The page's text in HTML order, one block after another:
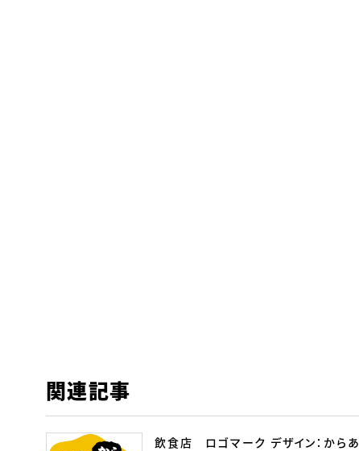
関連記事
飲食店 ロゴマーク デザイン：からあ